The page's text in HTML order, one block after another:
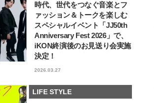
時代、世代をつなぐ音楽とフ
ァッション＆トークを楽しむ
スペシャルイベント「JJ50th
Anniversary Fest 2026」で、
iKON終演後のお見送り会実施
決定！
2026.03.27
LIFE STYLE